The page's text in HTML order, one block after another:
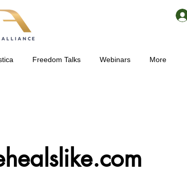
Freedom Talks Webinars More